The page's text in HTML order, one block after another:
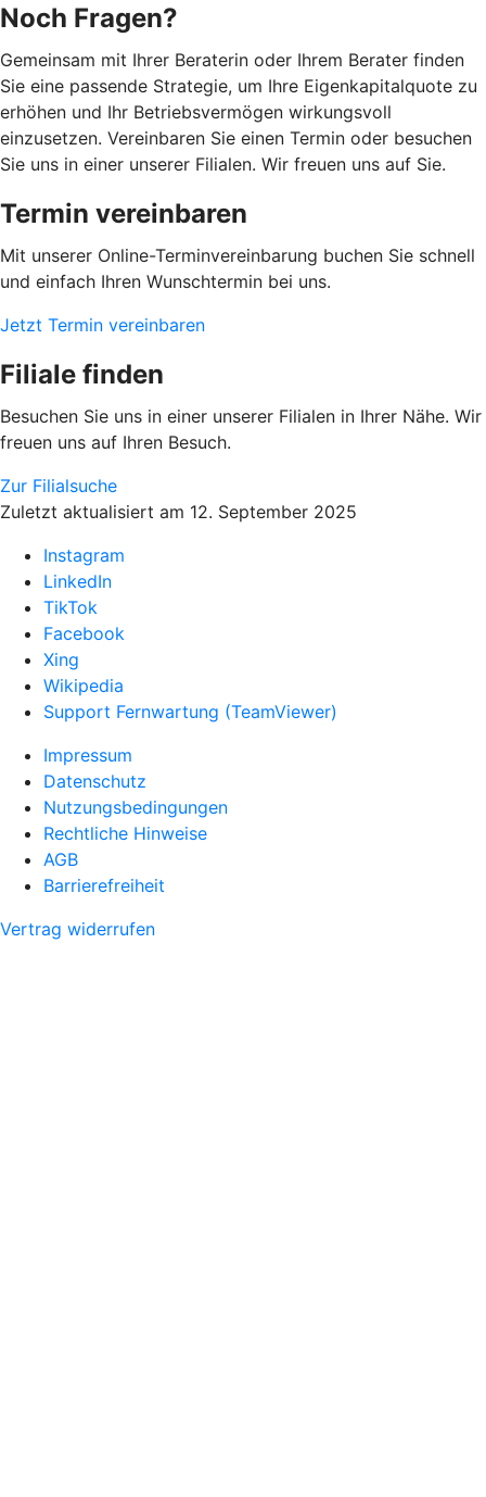
Noch Fragen?
Gemeinsam mit Ihrer Beraterin oder Ihrem Berater finden
Sie eine passende Strategie, um Ihre Eigenkapitalquote zu
erhöhen und Ihr Betriebsvermögen wirkungsvoll
einzusetzen. Vereinbaren Sie einen Termin oder besuchen
Sie uns in einer unserer Filialen. Wir freuen uns auf Sie.
Termin vereinbaren
Mit unserer Online-Terminvereinbarung buchen Sie schnell
und einfach Ihren Wunschtermin bei uns.
Jetzt Termin vereinbaren
Filiale finden
Besuchen Sie uns in einer unserer Filialen in Ihrer Nähe. Wir
freuen uns auf Ihren Besuch.
Zur Filialsuche
Zuletzt aktualisiert am 12. September 2025
Instagram
LinkedIn
TikTok
Facebook
Xing
Wikipedia
Support Fernwartung (TeamViewer)
Impressum
Datenschutz
Nutzungsbedingungen
Rechtliche Hinweise
AGB
Barrierefreiheit
Vertrag widerrufen